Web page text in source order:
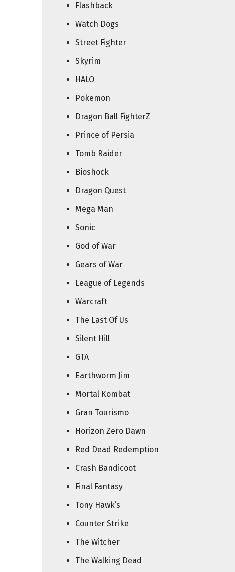
Flashback
Watch Dogs
Street Fighter
Skyrim
HALO
Pokemon
Dragon Ball FighterZ
Prince of Persia
Tomb Raider
Bioshock
Dragon Quest
Mega Man
Sonic
God of War
Gears of War
League of Legends
Warcraft
The Last Of Us
Silent Hill
GTA
Earthworm Jim
Mortal Kombat
Gran Tourismo
Horizon Zero Dawn
Red Dead Redemption
Crash Bandicoot
Final Fantasy
Tony Hawk’s
Counter Strike
The Witcher
The Walking Dead